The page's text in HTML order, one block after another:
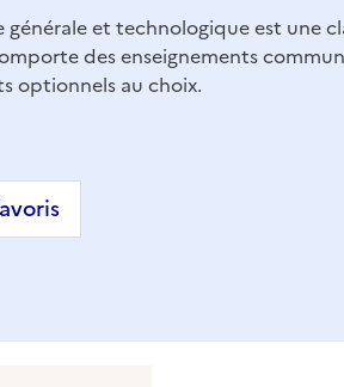
générale et technologique est une
des enseignements
optionnels au choix.